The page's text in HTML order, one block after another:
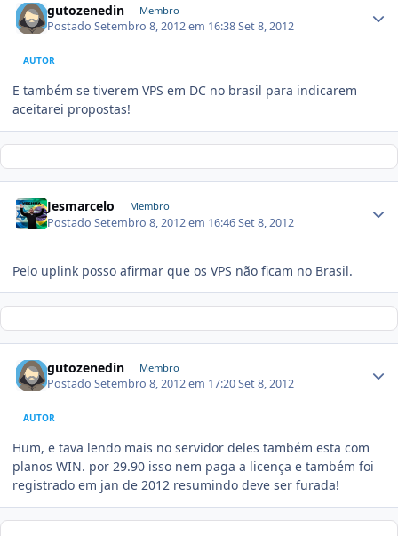
gutozenedin Membro
PostadoSetembro 8, 2012 em 16:38Set 8, 2012
AUTOR
E também se tiverem VPS em DC no brasil para indicarem
aceitarei propostas!
Jesmarcelo Membro
PostadoSetembro 8, 2012 em 16:46Set 8, 2012
Pelo uplink posso afirmar que os VPS não ficam no Brasil.
gutozenedin Membro
PostadoSetembro 8, 2012 em 17:20Set 8, 2012
AUTOR
Hum, e tava lendo mais no servidor deles também esta com
planos WIN. por 29.90 isso nem paga a licença e também foi
registrado em jan de 2012 resumindo deve ser furada!